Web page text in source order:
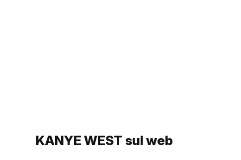
KANYE WEST sul web